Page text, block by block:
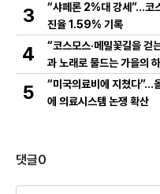
3
“샤페론 2%대 강세”…코
진율 1.59% 기록
4
“코스모스·메밀꽃길을 걷
과 노래로 물드는 가을의
5
“미국의료비에 지쳤다”…
에 의료시스템 논쟁 확산
댓글0